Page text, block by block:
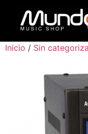
Inicio / Sin